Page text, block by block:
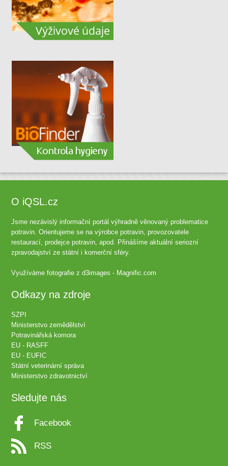
O iQSL.cz
Jsme nezávislý informační portál výhradně věnovaný problematice
potravin. Orientujeme se na výrobce potravin, provozovatele
restaurací, prodejce potravin, apod. Přinášíme aktuální seriozní
zpravodajství ze státní i komerční sféry.
Využíváme fotografie zd3images - Magnific.com
Odkazy na zdroje
SZPI
Ministerstvo zemědělství
Potravinářská komora
EU - RASFF
EU - EUFIC
Státní veterinární správa
Ministerstvo zdravotnictví
Sledujte nás
Facebook
RSS